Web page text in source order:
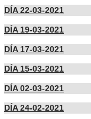
DÍA 22-03-2021
DÍA 19-03-2021
DÍA 17-03-2021
DÍA 15-03-2021
DÍA 02-03-2021
DÍA 24-02-2021